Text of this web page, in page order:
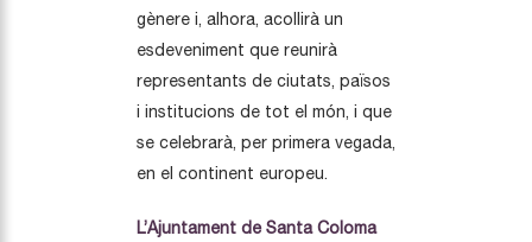
gènere i, alhora, acollirà un
esdeveniment que reunirà
representants de ciutats, països
i institucions de tot el món, i que
se celebrarà, per primera vegada,
en el continent europeu.
L’Ajuntament de Santa Coloma